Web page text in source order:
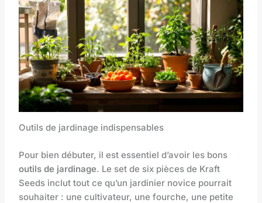
Outils de jardinage indispensables
Pour bien débuter, il est essentiel d’avoir les bons
outils de jardinage. Le set de six pièces de Kraft
Seeds inclut tout ce qu’un jardinier novice pourrait
souhaiter : une cultivateur, une fourche, une petite